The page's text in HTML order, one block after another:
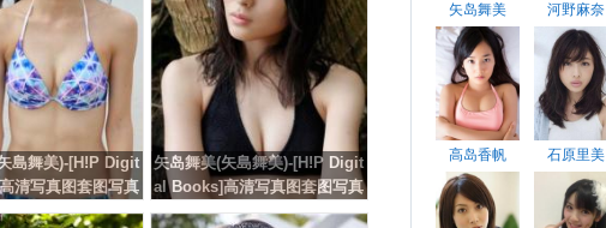
島舞美)-[H!P Digit
清写真图套图写真
集No.127
矢岛舞美(矢島舞美)-[H!P Digit
al Books]高清写真图套图写真
图集No.122
矢岛舞美 河野麻奈
高岛香帆 石原里美